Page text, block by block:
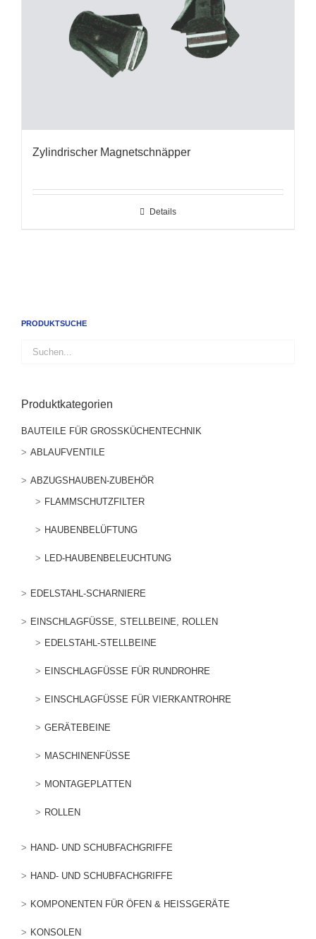
Zylindrischer Magnetschnäpper
Details
PRODUKTSUCHE
Produktkategorien
BAUTEILE FÜR GROSSKÜCHENTECHNIK
ABLAUFVENTILE
ABZUGSHAUBEN-ZUBEHÖR
FLAMMSCHUTZFILTER
HAUBENBELÜFTUNG
LED-HAUBENBELEUCHTUNG
EDELSTAHL-SCHARNIERE
EINSCHLAGFÜSSE, STELLBEINE, ROLLEN
EDELSTAHL-STELLBEINE
EINSCHLAGFÜSSE FÜR RUNDROHRE
EINSCHLAGFÜSSE FÜR VIERKANTROHRE
GERÄTEBEINE
MASCHINENFÜSSE
MONTAGEPLATTEN
ROLLEN
HAND- UND SCHUBFACHGRIFFE
HAND- UND SCHUBFACHGRIFFE
KOMPONENTEN FÜR ÖFEN & HEISSGERÄTE
KONSOLEN